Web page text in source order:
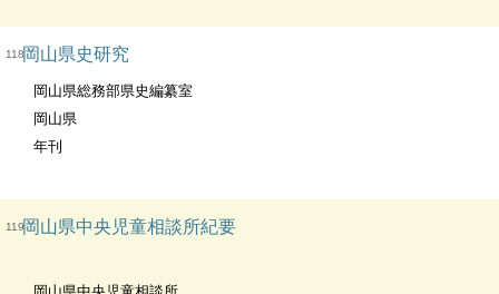
118岡山県史研究
岡山県総務部県史編纂室
岡山県
年刊
119岡山県中央児童相談所紀要